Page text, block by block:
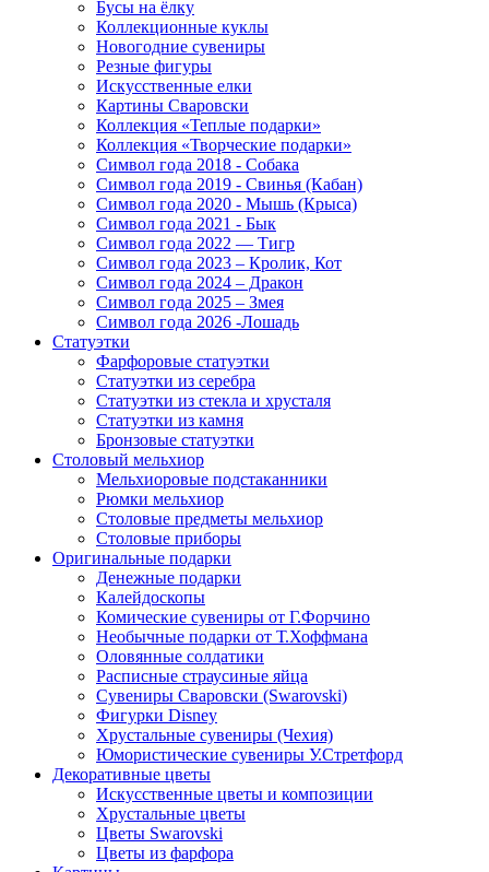
Бусы на ёлку
Коллекционные куклы
Новогодние сувениры
Резные фигуры
Искусственные елки
Картины Сваровски
Коллекция «Теплые подарки»
Коллекция «Творческие подарки»
Символ года 2018 - Собака
Символ года 2019 - Свинья (Кабан)
Символ года 2020 - Мышь (Крыса)
Символ года 2021 - Бык
Символ года 2022 — Тигр
Символ года 2023 – Кролик, Кот
Символ года 2024 – Дракон
Символ года 2025 – Змея
Символ года 2026 -Лошадь
Статуэтки
Фарфоровые статуэтки
Статуэтки из серебра
Статуэтки из стекла и хрусталя
Статуэтки из камня
Бронзовые статуэтки
Столовый мельхиор
Мельхиоровые подстаканники
Рюмки мельхиор
Столовые предметы мельхиор
Столовые приборы
Оригинальные подарки
Денежные подарки
Калейдоскопы
Комические сувениры от Г.Форчино
Необычные подарки от Т.Хоффмана
Оловянные солдатики
Расписные страусиные яйца
Сувениры Сваровски (Swarovski)
Фигурки Disney
Хрустальные сувениры (Чехия)
Юмористические сувениры У.Стретфорд
Декоративные цветы
Искусственные цветы и композиции
Хрустальные цветы
Цветы Swarovski
Цветы из фарфора